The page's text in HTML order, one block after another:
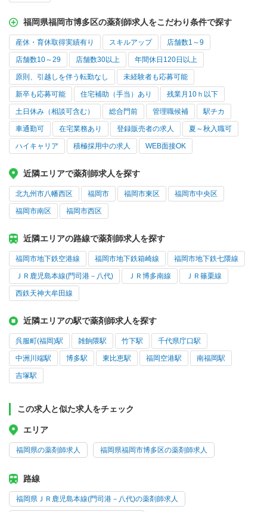
福岡県福岡市博多区の薬剤師求人をこだわり条件で探す
産休・育休取得実績有り スキルアップ 店舗数1～9
店舗数10～29 店舗数30以上 年間休日120日以上
原則、引越しを伴う転勤なし 未経験者も応募可能
新卒も応募可能 住宅補助（手当）あり 残業月10ｈ以下
土日休み（相談可含む） 総合門前 管理職候補 駅チカ
車通勤可 在宅業務あり 登録販売者の求人 夏～秋入職可
ハイキャリア 積極採用中の求人 WEB面接OK
近隣エリアで薬剤師求人を探す
北九州市八幡西区 福岡市 福岡市東区 福岡市中央区
福岡市南区 福岡市西区
近隣エリアの路線で薬剤師求人を探す
福岡市地下鉄空港線 福岡市地下鉄箱崎線 福岡市地下鉄七隈線
ＪＲ鹿児島本線(門司港－八代) ＪＲ博多南線 ＪＲ篠栗線
西鉄天神大牟田線
近隣エリアの駅で薬剤師求人を探す
呉服町(福岡)駅 雑餉隈駅 竹下駅 千代県庁口駅
中洲川端駅 博多駅 東比恵駅 福岡空港駅 南福岡駅
吉塚駅
この求人と似た求人をチェック
エリア
福岡県の薬剤師求人 福岡県福岡市博多区の薬剤師求人
路線
福岡県ＪＲ鹿児島本線(門司港－八代)の薬剤師求人